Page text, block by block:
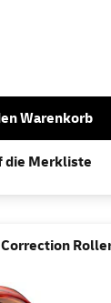
Warenkorb
die Merkliste